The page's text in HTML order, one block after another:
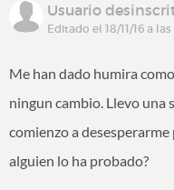
Usuario
Editado el 18/11/16 a las
Me han dado humira
ningun cambio. Llevo una
comienzo a
alguien lo ha probado?